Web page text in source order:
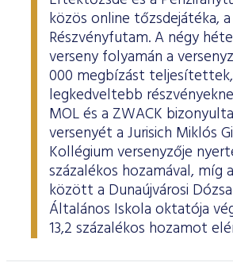
közös online tőzsdejátéka, a
Részvényfutam. A négy
verseny folyamán a
000 megbízást
legkedveltebb
MOL és a ZWACK
versenyét a Jurisich Miklós
Kollégium versenyzője
százalékos hozamával, míg
között a Dunaújvárosi
Általános Iskola oktatója
13,2 százalékos hozamot